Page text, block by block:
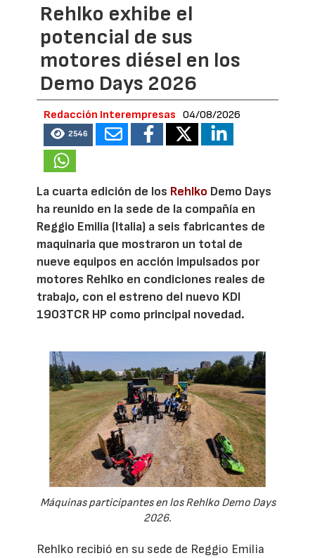
Rehlko exhibe el
potencial de sus
motores diésel en los
Demo Days 2026
Redacción Interempresas 04/08/2026
2546
La cuarta edición de los Rehlko Demo Days
ha reunido en la sede de la compañía en
Reggio Emilia (Italia) a seis fabricantes de
maquinaria que mostraron un total de
nueve equipos en acción impulsados por
motores Rehlko en condiciones reales de
trabajo, con el estreno del nuevo KDI
1903TCR HP como principal novedad.
Máquinas participantes en los Rehlko Demo Days
2026.
Rehlko recibió en su sede de Reggio Emilia